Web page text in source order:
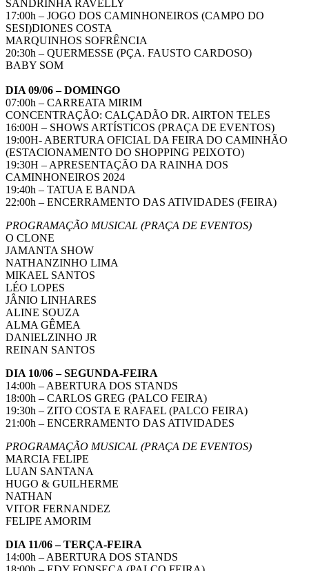
SANDRINHA RAVELLY
17:00h – JOGO DOS CAMINHONEIROS (CAMPO DO
SESI)DIONES COSTA
MARQUINHOS SOFRÊNCIA
20:30h – QUERMESSE (PÇA. FAUSTO CARDOSO)
BABY SOM
DIA 09/06 – DOMINGO
07:00h – CARREATA MIRIM
CONCENTRAÇÃO: CALÇADÃO DR. AIRTON TELES
16:00H – SHOWS ARTÍSTICOS (PRAÇA DE EVENTOS)
19:00H- ABERTURA OFICIAL DA FEIRA DO CAMINHÃO
(ESTACIONAMENTO DO SHOPPING PEIXOTO)
19:30H – APRESENTAÇÃO DA RAINHA DOS
CAMINHONEIROS 2024
19:40h – TATUA E BANDA
22:00h – ENCERRAMENTO DAS ATIVIDADES (FEIRA)
PROGRAMAÇÃO MUSICAL (PRAÇA DE EVENTOS)
O CLONE
JAMANTA SHOW
NATHANZINHO LIMA
MIKAEL SANTOS
LÉO LOPES
JÂNIO LINHARES
ALINE SOUZA
ALMA GÊMEA
DANIELZINHO JR
REINAN SANTOS
DIA 10/06 – SEGUNDA-FEIRA
14:00h – ABERTURA DOS STANDS
18:00h – CARLOS GREG (PALCO FEIRA)
19:30h – ZITO COSTA E RAFAEL (PALCO FEIRA)
21:00h – ENCERRAMENTO DAS ATIVIDADES
PROGRAMAÇÃO MUSICAL (PRAÇA DE EVENTOS)
MARCIA FELIPE
LUAN SANTANA
HUGO & GUILHERME
NATHAN
VITOR FERNANDEZ
FELIPE AMORIM
DIA 11/06 – TERÇA-FEIRA
14:00h – ABERTURA DOS STANDS